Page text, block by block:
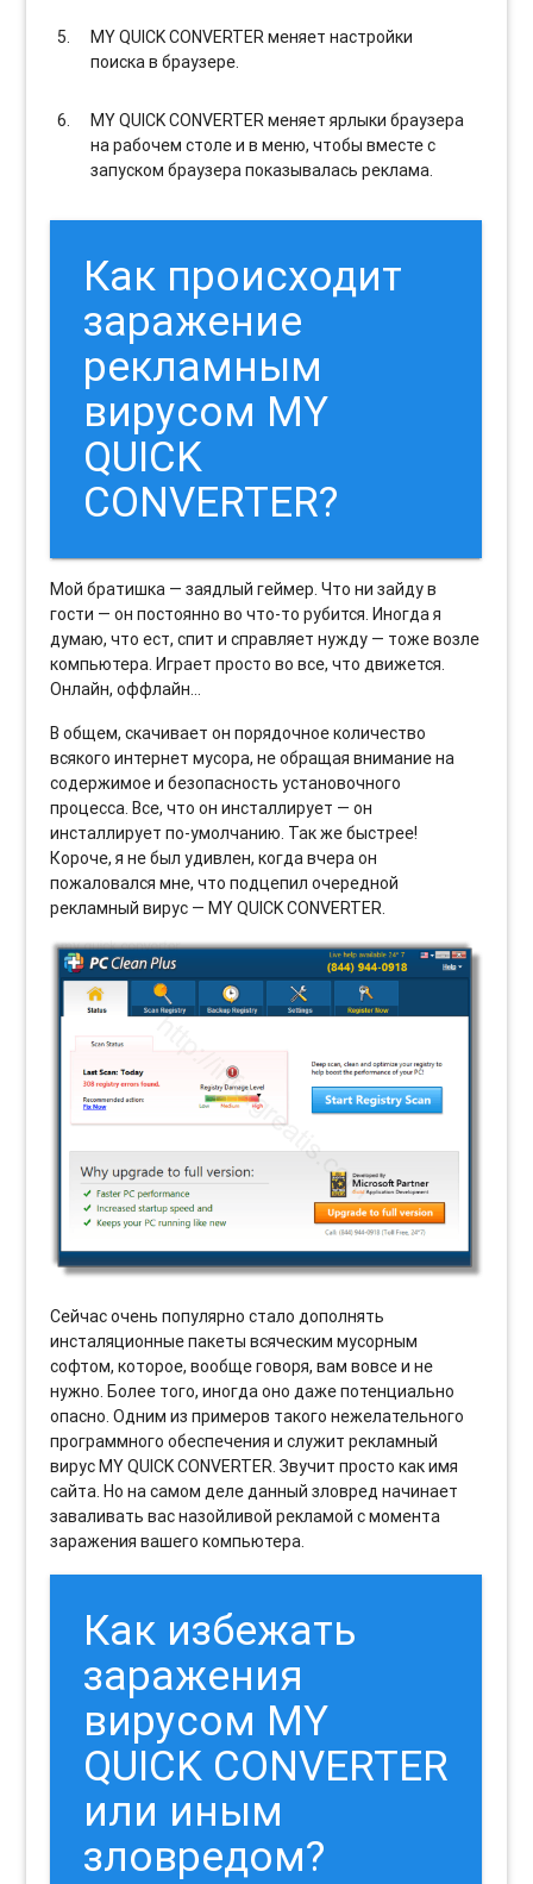
MY QUICK CONVERTER меняет настройки
поиска в браузере.
MY QUICK CONVERTER меняет ярлыки браузера
на рабочем столе и в меню, чтобы вместе с
запуском браузера показывалась реклама.
Как происходит
заражение
рекламным
вирусом MY
QUICK
CONVERTER?
Мой братишка — заядлый геймер. Что ни зайду в
гости — он постоянно во что-то рубится. Иногда я
думаю, что ест, спит и справляет нужду — тоже возле
компьютера. Играет просто во все, что движется.
Онлайн, оффлайн…
В общем, скачивает он порядочное количество
всякого интернет мусора, не обращая внимание на
содержимое и безопасность установочного
процесса. Все, что он инсталлирует — он
инсталлирует по-умолчанию. Так же быстрее!
Короче, я не был удивлен, когда вчера он
пожаловался мне, что подцепил очередной
рекламный вирус — MY QUICK CONVERTER.
Сейчас очень популярно стало дополнять
инсталяционные пакеты всяческим мусорным
софтом, которое, вообще говоря, вам вовсе и не
нужно. Более того, иногда оно даже потенциально
опасно. Одним из примеров такого нежелательного
программного обеспечения и служит рекламный
вирус MY QUICK CONVERTER. Звучит просто как имя
сайта. Но на самом деле данный зловред начинает
заваливать вас назойливой рекламой с момента
заражения вашего компьютера.
Как избежать
заражения
вирусом MY
QUICK CONVERTER
или иным
зловредом?